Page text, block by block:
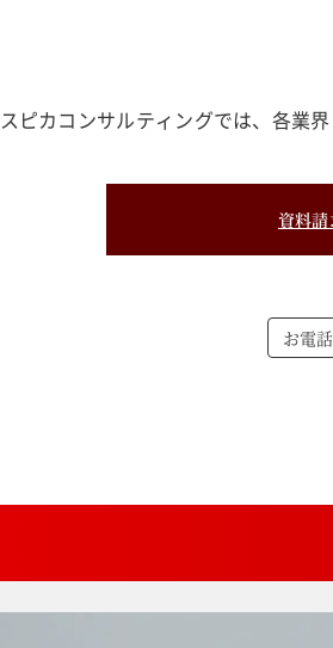
スピカコンサルティングでは、各業
資料
お電